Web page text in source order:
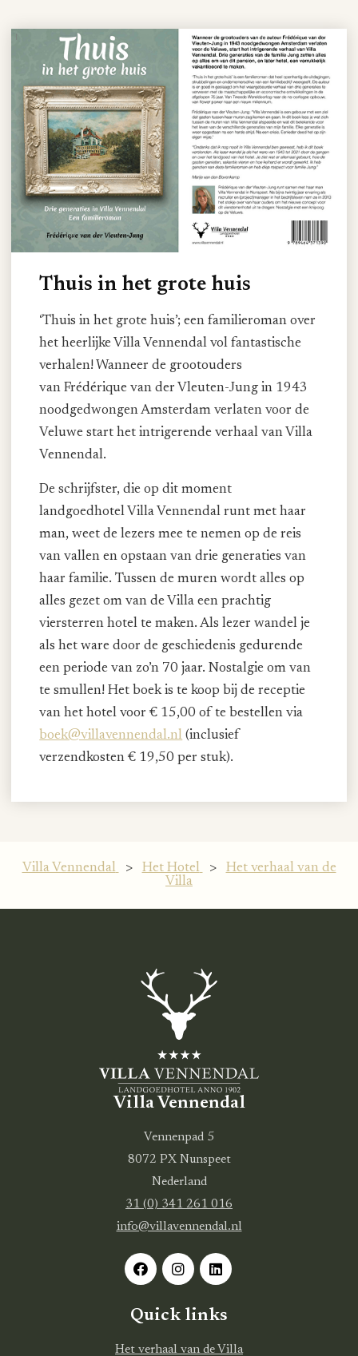
Thuis in het grote huis
‘Thuis in het grote huis’; een familieroman over
het heerlijke Villa Vennendal vol fantastische
verhalen! Wanneer de grootouders
van Frédérique van der Vleuten-Jung in 1943
noodgedwongen Amsterdam verlaten voor de
Veluwe start het intrigerende verhaal van Villa
Vennendal.
De schrijfster, die op dit moment
landgoedhotel Villa Vennendal runt met haar
man, weet de lezers mee te nemen op de reis
van vallen en opstaan van drie generaties van
haar familie. Tussen de muren wordt alles op
alles gezet om van de Villa een prachtig
viersterren hotel te maken. Als lezer wandel je
als het ware door de geschiedenis gedurende
een periode van zo’n 70 jaar. Nostalgie om van
te smullen! Het boek is te koop bij de receptie
van het hotel voor € 15,00 of te bestellen via
boek@villavennendal.nl (inclusief
verzendkosten € 19,50 per stuk).
Villa Vennendal > Het Hotel > Het verhaal van de
Villa
Villa Vennendal
Vennenpad 5
8072 PX Nunspeet
Nederland
31 (0) 341 261 016
info@villavennendal.nl
Quick links
Het verhaal van de Villa
€ 10,- korting na aanmelden